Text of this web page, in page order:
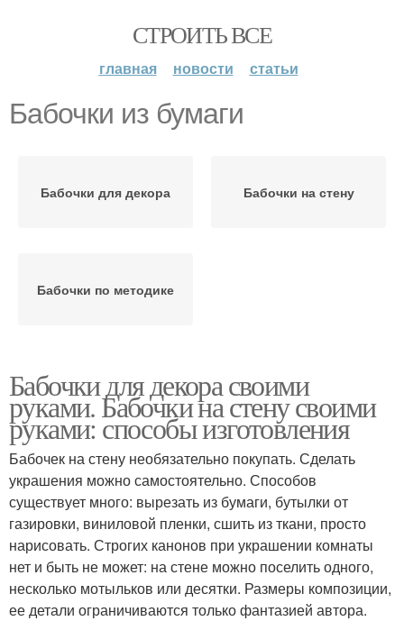
СТРОИТЬ ВСЕ
главная новости статьи
Бабочки из бумаги
Бабочки для декора Бабочки на стену
Бабочки по методике
Бабочки для декора своими
руками. Бабочки на стену своими
руками: способы изготовления
Бабочек на стену необязательно покупать. Сделать
украшения можно самостоятельно. Способов
существует много: вырезать из бумаги, бутылки от
газировки, виниловой пленки, сшить из ткани, просто
нарисовать. Строгих канонов при украшении комнаты
нет и быть не может: на стене можно поселить одного,
несколько мотыльков или десятки. Размеры композиции,
ее детали ограничиваются только фантазией автора.